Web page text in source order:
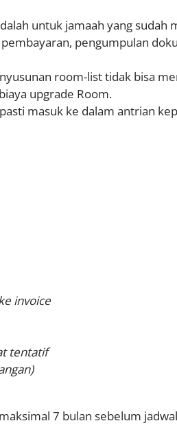
untuk jamaah yang sudah
pengumpulan
room-list tidak bisa
upgrade Room.
masuk ke dalam antrian
invoice
tentatif
7 bulan sebelum